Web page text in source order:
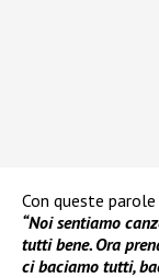
Con queste parole
“Noi sentiamo
tutti bene. Ora
ci baciamo tutti,